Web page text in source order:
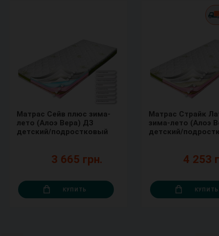
Матрас Сейв плюс зима-
лето (Алоэ Вера) ДЗ
детский/подростковый
3 665 грн.
КУПИТЬ
Матрас Страйк
зима-лето (Алоэ
детский/
4 253
КУПИТЬ